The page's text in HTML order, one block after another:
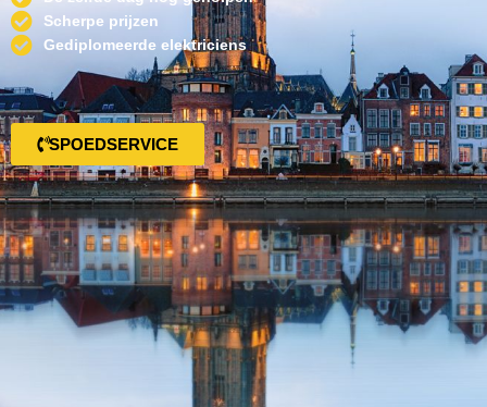
Scherpe prijzen
Gediplomeerde elektriciens
SPOEDSERVICE